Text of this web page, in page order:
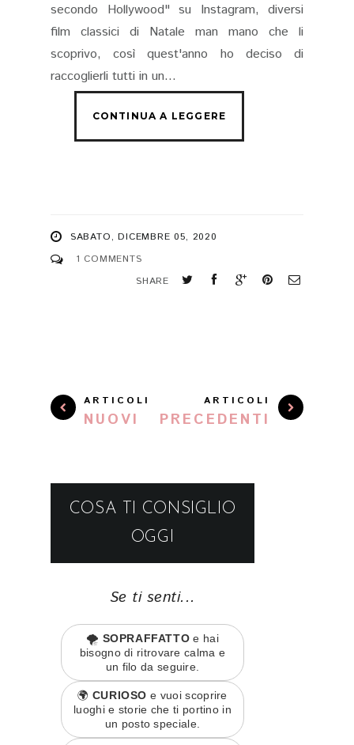
secondo Hollywood" su Instagram, diversi
film classici di Natale man mano che li
scoprivo, così quest'anno ho deciso di
raccoglierli tutti in un...
SABATO, DICEMBRE 05, 2020
1 COMMENTS
SHARE
ARTICOLI
NUOVI
ARTICOLI
PRECEDENTI
COSA TI CONSIGLIO
OGGI
Se ti senti...
🌪️ SOPRAFFATTO e hai
bisogno di ritrovare calma e
un filo da seguire.
🌍 CURIOSO e vuoi scoprire
luoghi e storie che ti portino in
un posto speciale.